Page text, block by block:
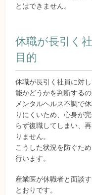
とはできません。
休職が長引く
目的
休職が長引く社員に対
能かどうかを判断するの
メンタルヘルス不調で
りにくいため、心身が
らず復職してしまい、
りません。
こうした状況を防ぐた
行います。
産業医が休職者と面談
とおりです。